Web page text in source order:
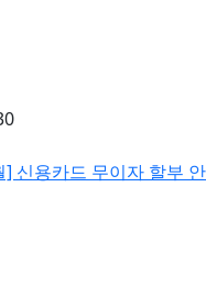
신용카드 무이자 할부